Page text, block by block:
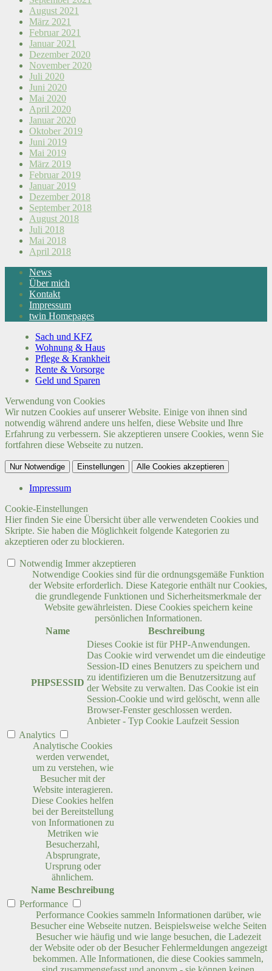
August 2021
März 2021
Februar 2021
Januar 2021
Dezember 2020
November 2020
Juli 2020
Juni 2020
Mai 2020
April 2020
Januar 2020
Oktober 2019
Juni 2019
Mai 2019
März 2019
Februar 2019
Januar 2019
Dezember 2018
September 2018
August 2018
Juli 2018
Mai 2018
April 2018
News
Über mich
Kontakt
Impressum
twin Homepages
Sach und KFZ
Wohnung & Haus
Pflege & Krankheit
Rente & Vorsorge
Geld und Sparen
Verwendung von Cookies
Wir nutzen Cookies auf unserer Website. Einige von ihnen sind
notwendig während andere uns helfen, diese Website und Ihre
Erfahrung zu verbessern. Sie akzeptieren unsere Cookies, wenn Sie
fortfahren diese Webseite zu nutzen.
Nur Notwendige Einstellungen Alle Cookies akzeptieren
Impressum
Cookie-Einstellungen
Hier finden Sie eine Übersicht über alle verwendeten Cookies und
Skripte. Sie haben die Möglichkeit folgende Kategorien zu
akzeptieren oder zu blockieren.
Notwendig Immer akzeptieren
Notwendige Cookies sind für die ordnungsgemäße Funktion
der Website erforderlich. Diese Kategorie enthält nur Cookies,
die grundlegende Funktionen und Sicherheitsmerkmale der
Website gewährleisten. Diese Cookies speichern keine
persönlichen Informationen.
Name
Beschreibung
PHPSESSID
Dieses Cookie ist für PHP-Anwendungen.
Das Cookie wird verwendet um die eindeutige
Session-ID eines Benutzers zu speichern und
zu identifizieren um die Benutzersitzung auf
der Website zu verwalten. Das Cookie ist ein
Session-Cookie und wird gelöscht, wenn alle
Browser-Fenster geschlossen werden.
Anbieter - Typ Cookie Laufzeit Session
Analytics
Analytische Cookies
werden verwendet,
um zu verstehen, wie
Besucher mit der
Website interagieren.
Diese Cookies helfen
bei der Bereitstellung
von Informationen zu
Metriken wie
Besucherzahl,
Absprungrate,
Ursprung oder
ähnlichem.
Name Beschreibung
Performance
Performance Cookies sammeln Informationen darüber, wie
Besucher eine Webseite nutzen. Beispielsweise welche Seiten
Besucher wie häufig und wie lange besuchen, die Ladezeit
der Website oder ob der Besucher Fehlermeldungen angezeigt
bekommen. Alle Informationen, die diese Cookies sammeln,